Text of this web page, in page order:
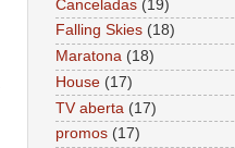
Canceladas (19)
Falling Skies (18)
Maratona (18)
House (17)
TV aberta (17)
promos (17)